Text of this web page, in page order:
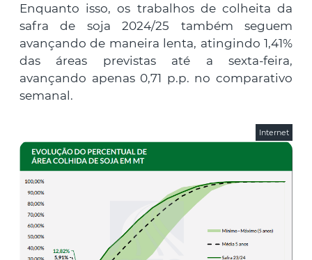
Enquanto isso, os trabalhos de colheita da
safra de soja 2024/25 também seguem
avançando de maneira lenta, atingindo 1,41%
das áreas previstas até a sexta-feira,
avançando apenas 0,71 p.p. no comparativo
semanal.
Internet